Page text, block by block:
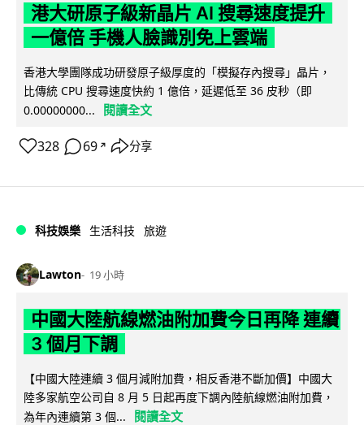
港大研原子級新晶片 AI 搜尋速度提升
一億倍 手機人臉識別免上雲端
香港大學團隊成功研發原子級厚度的「模擬存內搜尋」晶片，
比傳統 CPU 搜尋速度快約 1 億倍，延遲低至 36 皮秒（即
0.00000000...
閱讀全文
328 69 ↗ 分享
科技娛樂 生活科技 旅遊
Lawton 19 小時
中國大陸航線燃油附加費今日再降 連續
3 個月下調
【中國大陸連續 3 個月減附加費，相反香港不斷加價】中國大
陸多家航空公司自 8 月 5 日起再度下調內陸航線燃油附加費，
為年內連續第 3 個...
閱讀全文